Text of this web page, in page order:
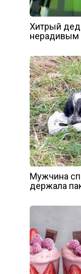
Хитрый
нерадивым
Мужчина
держала